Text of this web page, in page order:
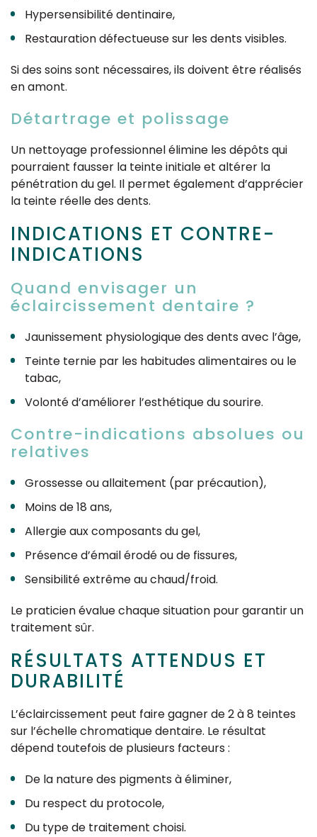
Hypersensibilité dentinaire,
Restauration défectueuse sur les dents visibles.
Si des soins sont nécessaires, ils doivent être réalisés
en amont.
Détartrage et polissage
Un nettoyage professionnel élimine les dépôts qui
pourraient fausser la teinte initiale et altérer la
pénétration du gel. Il permet également d’apprécier
la teinte réelle des dents.
INDICATIONS ET CONTRE-
INDICATIONS
Quand envisager un
éclaircissement dentaire ?
Jaunissement physiologique des dents avec l’âge,
Teinte ternie par les habitudes alimentaires ou le
tabac,
Volonté d’améliorer l’esthétique du sourire.
Contre-indications absolues ou
relatives
Grossesse ou allaitement (par précaution),
Moins de 18 ans,
Allergie aux composants du gel,
Présence d’émail érodé ou de fissures,
Sensibilité extrême au chaud/froid.
Le praticien évalue chaque situation pour garantir un
traitement sûr.
RÉSULTATS ATTENDUS ET
DURABILITÉ
L’éclaircissement peut faire gagner de 2 à 8 teintes
sur l’échelle chromatique dentaire. Le résultat
dépend toutefois de plusieurs facteurs :
De la nature des pigments à éliminer,
Du respect du protocole,
Du type de traitement choisi.